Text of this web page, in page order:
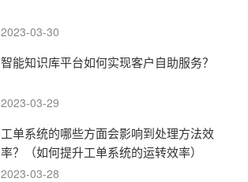
2023-03-30
智能知识库平台如何实现客户自助服务？
2023-03-29
工单系统的哪些方面会影响到处理方法效
率？（如何提升工单系统的运转效率）
2023-03-28